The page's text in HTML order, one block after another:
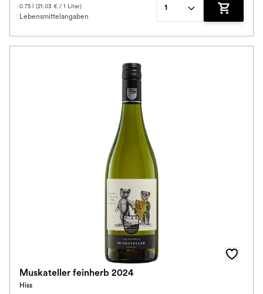
0.75 l (21.03 € / 1 Liter)
Lebensmittelangaben
1
Zum
Muskateller feinherb 2024
Hiss